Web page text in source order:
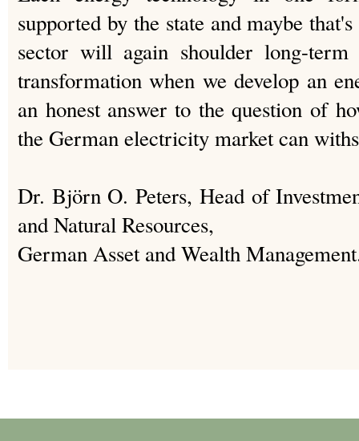
supported by the state and maybe
sector will again shoulder long-
transformation when we develop an
an honest answer to the question of
the German electricity market can
Dr. Björn O. Peters, Head of
and Natural Resources,
German Asset and Wealth